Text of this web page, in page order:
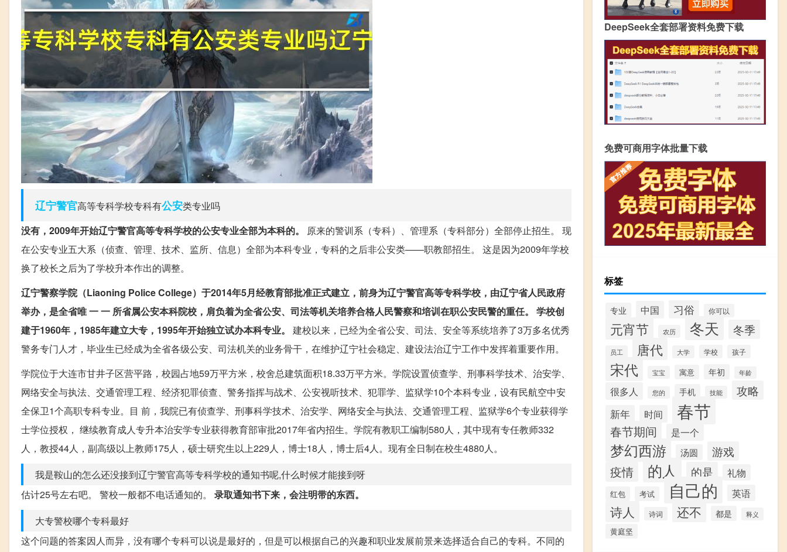
辽宁警官高等专科学校专科有公安类专业吗
没有，2009年开始辽宁警官高等专科学校的公安专业全部为本科的。
原来的警训系（专科）、管理系（专科部分）全部停止招生。 现
在公安专业五大系（侦查、管理、技术、监所、信息）全部为本科专业，专科的之后非公安类——职教部招生。 这是因为2009年学校
换了校长之后为了学校升本作出的调整。
辽宁警察学院（Liaoning Police College）于2014年5月经教育部批准正式建立，前身为辽宁警官高等专科学校，由辽宁省人民政府
举办，是全省唯 一 一 所省属公安本科院校，肩负着为全省公安、司法等机关培养合格人民警察和培训在职公安民警的重任。
学校创
建于1960年，1985年建立大专，1995年开始独立试办本科专业。
建校以来，已经为全省公安、司法、安全等系统培养了3万多名优秀
警务专门人才，毕业生已经成为全省各级公安、司法机关的业务骨干，在维护辽宁社会稳定、建设法治辽宁工作中发挥着重要作用。
学院位于大连市甘井子区营平路，校园占地59万平方米，校舍总建筑面积18.33万平方米。学院设置侦查学、刑事科学技术、治安学、
网络安全与执法、交通管理工程、经济犯罪侦查、警务指挥与战术、公安视听技术、犯罪学、监狱学10个本科专业，设有民航空中安
全保卫1个高职专科专业。目 前，我院已有侦查学、刑事科学技术、治安学、网络安全与执法、交通管理工程、监狱学6个专业获得学
士学位授权， 继续教育成人专升本治安学专业获得教育部审批2017年省内招生。学院有教职工编制580人，其中现有专任教师332
人，教授44人，副高级以上教师175人，硕士研究生以上229人，博士18人，博士后4人。现有全日制在校生4880人。
我是鞍山的怎么还没接到辽宁警官高等专科学校的通知书呢,什么时候才能接到呀
估计25号左右吧。 警校一般都不电话通知的。 录取通知书下来，会注明带的东西。
大专警校哪个专科最好
这个问题的答案因人而异，没有哪个专科可以说是最好的，但是可以根据自己的兴趣和职业发展前景来选择适合自己的专科。不同的
DeepSeek全套部署资料免费下载
免费可商用字体批量下载
标签
专业 中国 习俗 你可以
元宵节 农历 冬天 冬季
员工 唐代 大学 学校 孩子
宋代 宝宝 寓意 年初 年龄
很多人 您的 手机 技能 攻略
新年 时间 春节
春节期间 是一个
梦幻西游 汤圆 游戏
疫情 的人 的是 礼物
红包 考试 自己的 英语
诗人 诗词 还不 都是 释义
黄庭坚